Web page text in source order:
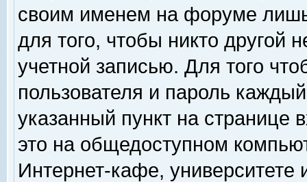
своим именем на форуме
для того, чтобы никто другой
учетной записью. Для того
пользователя и пароль
указанный пункт на
это на общедоступном
Интернет-кафе, университете